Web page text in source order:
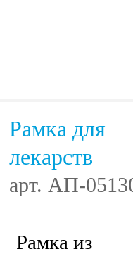
Рамка для
лекарств
арт. АП-
Рамка из